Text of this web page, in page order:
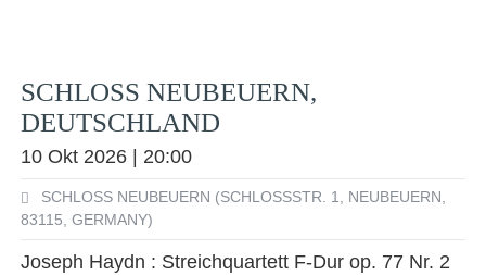
SCHLOSS NEUBEUERN,
DEUTSCHLAND
10 Okt 2026 | 20:00
SCHLOSS NEUBEUERN (SCHLOSSSTR. 1, NEUBEUERN,
83115, GERMANY)
Joseph Haydn : Streichquartett F-Dur op. 77 Nr. 2